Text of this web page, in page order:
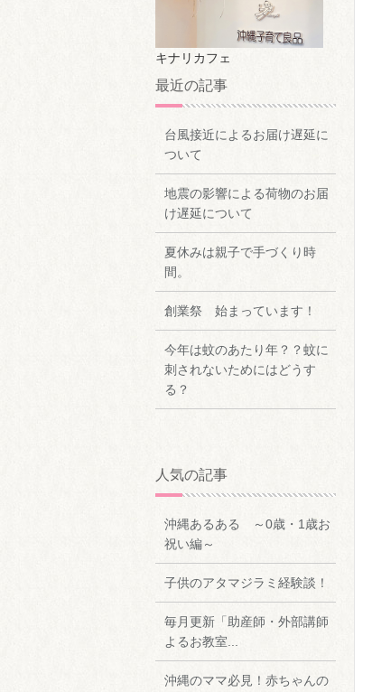
キナリカフェ
最近の記事
台風接近によるお届け遅延に
ついて
地震の影響による荷物のお届
け遅延について
夏休みは親子で手づくり時
間。
創業祭 始まっています！
今年は蚊のあたり年？？蚊に
刺されないためにはどうす
る？
人気の記事
沖縄あるある ～0歳・1歳お
祝い編～
子供のアタマジラミ経験談！
毎月更新「助産師・外部講師
よるお教室...
沖縄のママ必見！赤ちゃんの